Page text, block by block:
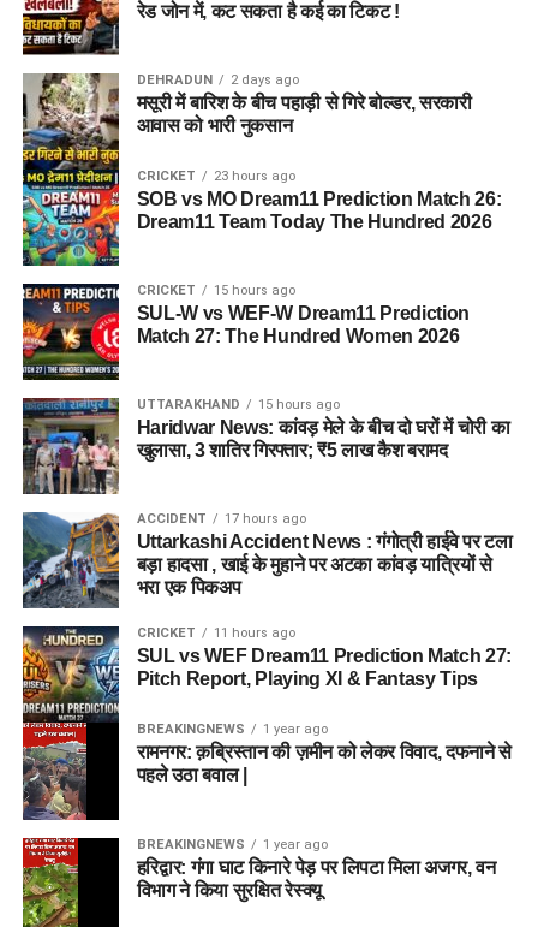
रेड जोन में, कट सकता है कई का टिकट !
DEHRADUN 2 days ago
मसूरी में बारिश के बीच पहाड़ी से गिरे बोल्डर, सरकारी
आवास को भारी नुकसान
CRICKET 23 hours ago
SOB vs MO Dream11 Prediction Match 26:
Dream11 Team Today The Hundred 2026
CRICKET 15 hours ago
SUL-W vs WEF-W Dream11 Prediction
Match 27: The Hundred Women 2026
UTTARAKHAND 15 hours ago
Haridwar News: कांवड़ मेले के बीच दो घरों में चोरी का
खुलासा, 3 शातिर गिरफ्तार; ₹5 लाख कैश बरामद
ACCIDENT 17 hours ago
Uttarkashi Accident News : गंगोत्री हाईवे पर टला
बड़ा हादसा , खाई के मुहाने पर अटका कांवड़ यात्रियों से
भरा एक पिकअप
CRICKET 11 hours ago
SUL vs WEF Dream11 Prediction Match 27:
Pitch Report, Playing XI & Fantasy Tips
BREAKINGNEWS 1 year ago
रामनगर: क़ब्रिस्तान की ज़मीन को लेकर विवाद, दफनाने से
पहले उठा बवाल |
BREAKINGNEWS 1 year ago
हरिद्वार: गंगा घाट किनारे पेड़ पर लिपटा मिला अजगर, वन
विभाग ने किया सुरक्षित रेस्क्यू